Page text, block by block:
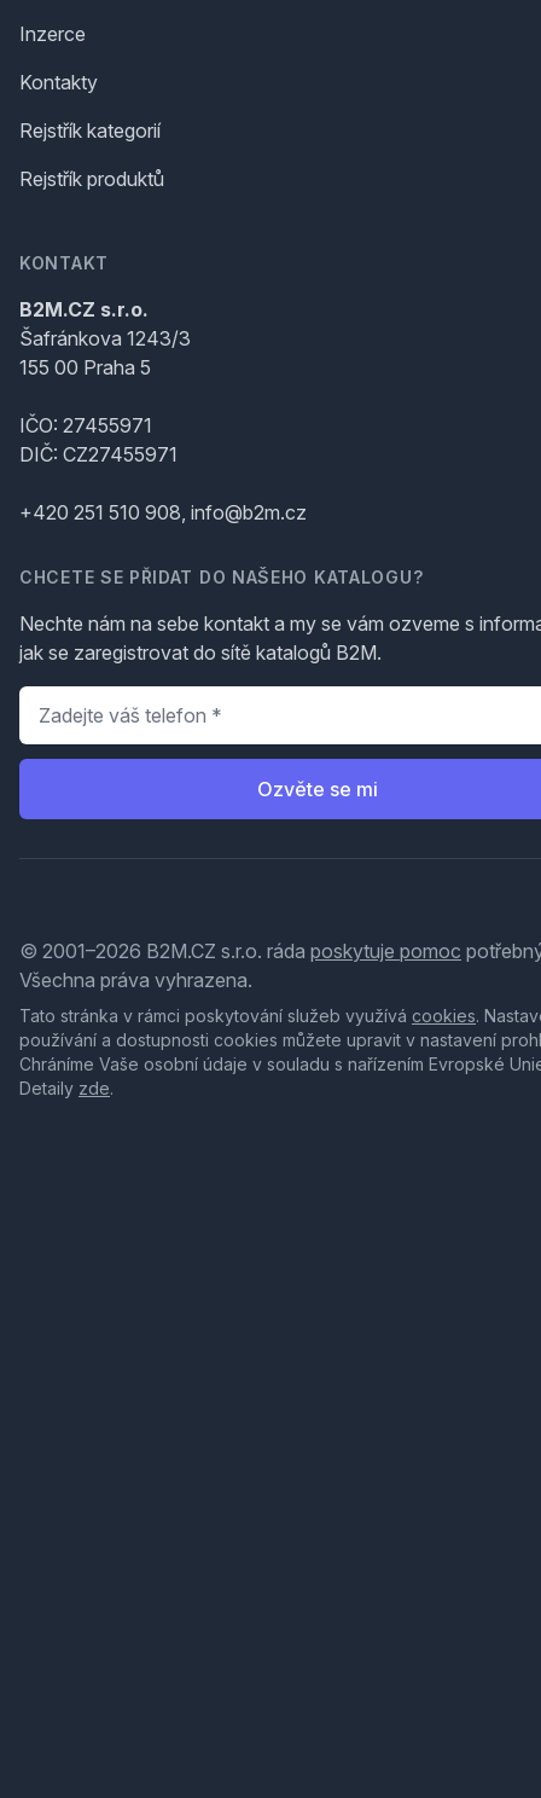
Inzerce
Kontakty
Rejstřík kategorií
Rejstřík produktů
KONTAKT
B2M.CZ s.r.o.
Šafránkova 1243/3
155 00 Praha 5
IČO: 27455971
DIČ: CZ27455971
+420 251 510 908, info@b2m.cz
CHCETE SE PŘIDAT DO NAŠEHO KATALOGU?
Nechte nám na sebe kontakt a my se vám ozveme s
jak se zaregistrovat do sítě katalogů B2M.
Telefon
Ozvěte se mi
© 2001–2026 B2M.CZ s.r.o. ráda poskytuje pomoc
Všechna práva vyhrazena.
Tato stránka v rámci poskytování služeb využívá cookies.
používání a dostupnosti cookies můžete upravit v nastavení
Chráníme Vaše osobní údaje v souladu s nařízením Evropské
Detaily zde.